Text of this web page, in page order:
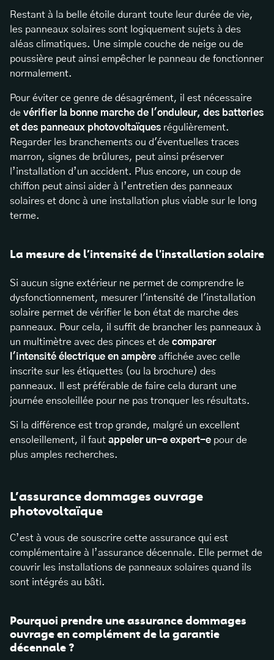
Restant à la belle étoile durant toute leur durée de vie,
les panneaux solaires sont logiquement sujets à des
aléas climatiques. Une simple couche de neige ou de
poussière peut ainsi empêcher le panneau de fonctionner
normalement.
Pour éviter ce genre de désagrément, il est nécessaire
de vérifier la bonne marche de l'onduleur, des batteries
et des panneaux photovoltaïques régulièrement.
Regarder les branchements ou d'éventuelles traces
marron, signes de brûlures, peut ainsi préserver
l’installation d’un accident. Plus encore, un coup de
chiffon peut ainsi aider à l’entretien des panneaux
solaires et donc à une installation plus viable sur le long
terme.
La mesure de l’intensité de l'installation solaire
‍Si aucun signe extérieur ne permet de comprendre le
dysfonctionnement, mesurer l'intensité de l'installation
solaire permet de vérifier le bon état de marche des
panneaux. Pour cela, il suffit de brancher les panneaux à
un multimètre avec des pinces et de comparer
l'intensité électrique en ampère affichée avec celle
inscrite sur les étiquettes (ou la brochure) des
panneaux. Il est préférable de faire cela durant une
journée ensoleillée pour ne pas tronquer les résultats.‍
Si la différence est trop grande, malgré un excellent
ensoleillement, il faut appeler un-e expert-e pour de
plus amples recherches.‍
L’assurance dommages ouvrage
photovoltaïque
C’est à vous de souscrire cette assurance qui est
complémentaire à l’assurance décennale. Elle permet de
couvrir les installations de panneaux solaires quand ils
sont intégrés au bâti.
Pourquoi prendre une assurance dommages
ouvrage en complément de la garantie
décennale ?